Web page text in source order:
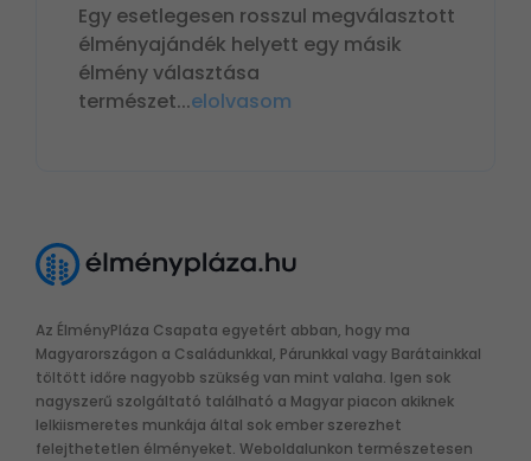
Egy esetlegesen rosszul megválasztott
élményajándék helyett egy másik
élmény választása
természet...elolvasom
Az ÉlményPláza Csapata egyetért abban, hogy ma
Magyarországon a Családunkkal, Párunkkal vagy Barátainkkal
töltött időre nagyobb szükség van mint valaha. Igen sok
nagyszerű szolgáltató található a Magyar piacon akiknek
lelkiismeretes munkája által sok ember szerezhet
felejthetetlen élményeket. Weboldalunkon természetesen